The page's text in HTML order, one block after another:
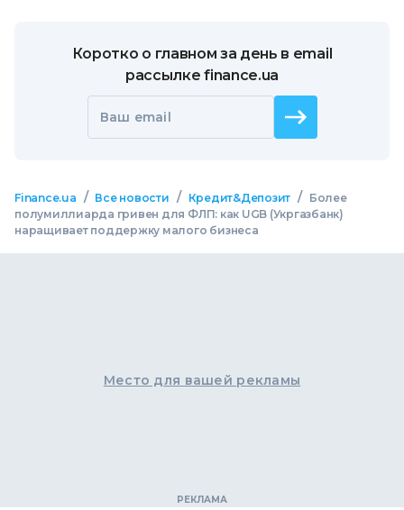
Коротко о главном за день в email
рассылке finance.ua
Ваш email
Finance.ua / Все новости / Кредит&Депозит /
Более
полумиллиарда гривен для ФЛП: как UGB (Укргазбанк)
наращивает поддержку малого бизнеса
Место для вашей рекламы